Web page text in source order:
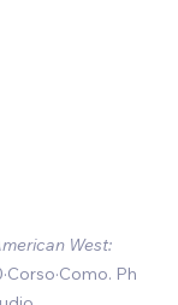
West:
. Ph